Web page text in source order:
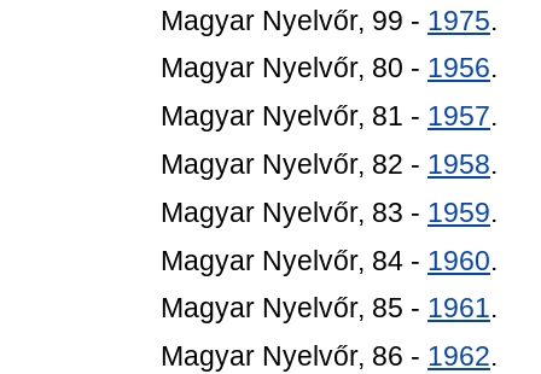
Magyar Nyelvőr, 99 - 1975.
Magyar Nyelvőr, 80 - 1956.
Magyar Nyelvőr, 81 - 1957.
Magyar Nyelvőr, 82 - 1958.
Magyar Nyelvőr, 83 - 1959.
Magyar Nyelvőr, 84 - 1960.
Magyar Nyelvőr, 85 - 1961.
Magyar Nyelvőr, 86 - 1962.